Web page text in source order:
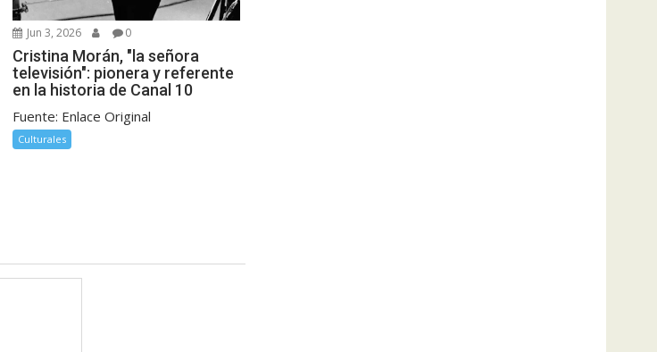
Jun 3, 2026 0
Cristina Morán, "la señora
televisión": pionera y referente
en la historia de Canal 10
Fuente: Enlace Original
Culturales